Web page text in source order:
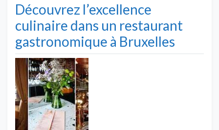
Découvrez l’excellence
culinaire dans un restaurant
gastronomique à Bruxelles